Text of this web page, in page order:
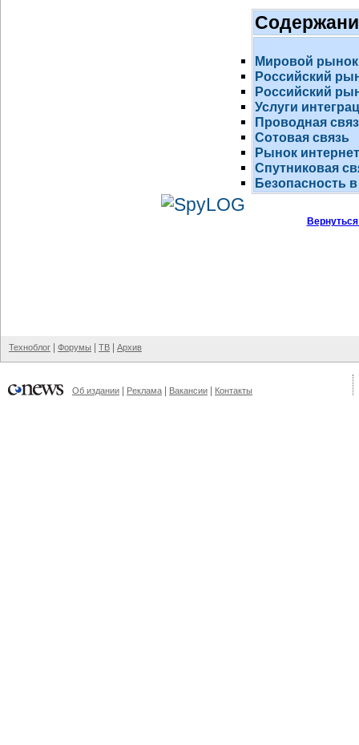
Мировой рынок
Российский
Российский
Услуги
Проводная
Сотовая связь
Рынок
Спутниковая
Безопасность
Техноблог Форумы ТВ Архив
Об издании Реклама Вакансии Контакты